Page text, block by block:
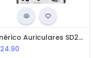
Genérico Auriculares SD200U / USB / Negro
24.90